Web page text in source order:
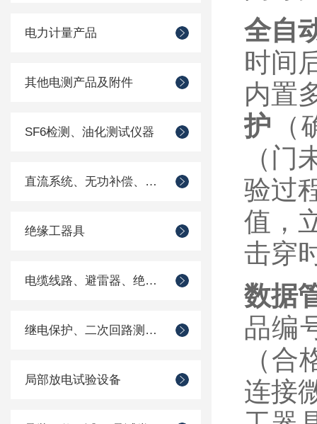
电力计量产品
其他电测产品及附件
SF6检测、油化测试仪器
直流系统、无功补偿、电池电机检测仪器
绝缘工器具
电缆线路、避雷器、绝缘子测试仪器
继电保护、二次回路测试仪器
局部放电试验设备
全自
时间
内置
护
（
验过
值，
击穿
数据
品编
（
连接